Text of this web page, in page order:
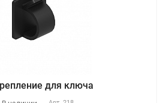
для ключа